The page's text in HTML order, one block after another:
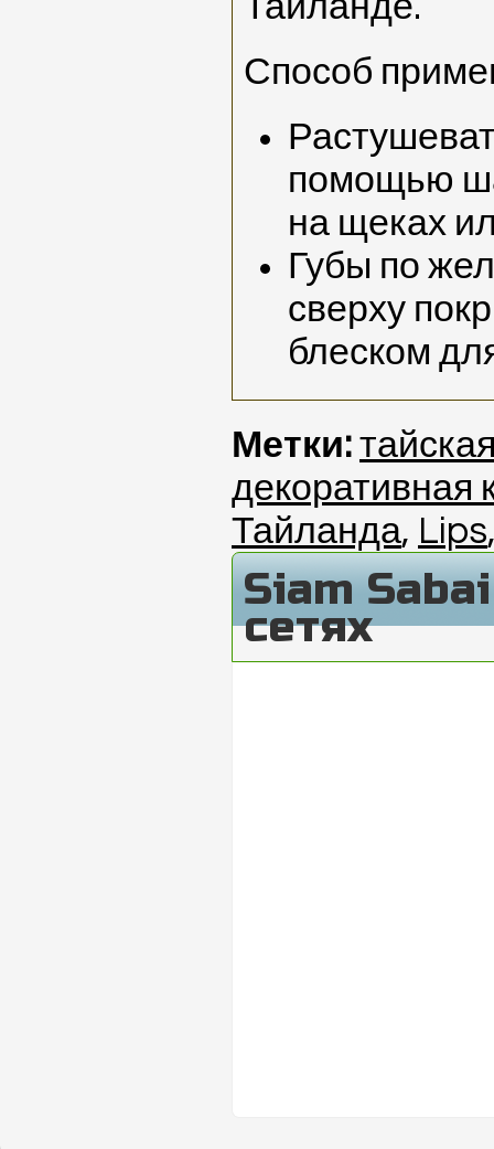
Способ
помощью
на щеках
Губы по
сверху
блеском
Метки:
декоративная
Тайланда, Lips
Siam
сетях